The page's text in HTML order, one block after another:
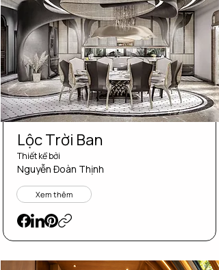
Lộc Trời Ban
Thiết kể bởi
Nguyễn Đoàn Thịnh
Xem thêm